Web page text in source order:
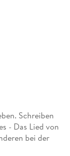
Schreiben
- Das Lied von
bei der